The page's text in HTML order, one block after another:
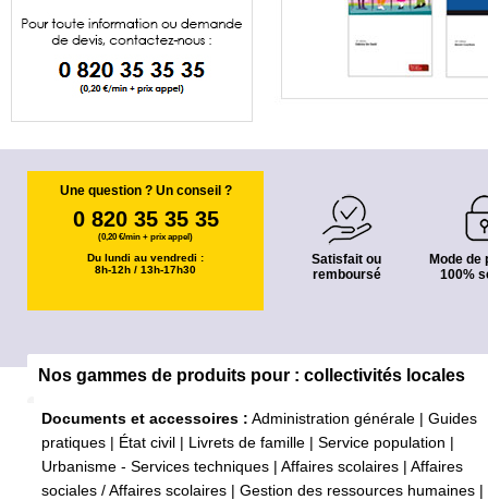
Une question ? Un conseil ?
0 820 35 35 35
(0,20 €/min + prix appel)
Du lundi au vendredi :
8h-12h / 13h-17h30
Satisfait ou
remboursé
Mode de
100%
Nos gammes de produits pour : collectivités locales
Documents et accessoires : Administration générale
Guides
pratiques
État civil Livrets de famille Service population
Urbanisme - Services techniques
Affaires scolaires
Affaires
sociales / Affaires scolaires
Gestion des ressources humaines